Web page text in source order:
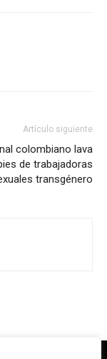
Artículo siguiente
colombiano lava
de trabajadoras
transgénero